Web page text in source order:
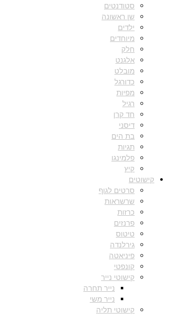
סטודנטים
שן ראשונה
ילדים
מיוחדים
חלק
אלגנט
מובלט
כדורגל
מפיות
רגיל
חד קרן
דיסני
בת הים
תגיות
פלמינגו
קיץ
קישוטים
סרטים לגוף
שרשראות
כרזות
פרנזים
טיטוס
גירלנדה
פיניאטה
קונפטי
קישוטי נייר
נייר תחרה
נייר משי
קישוטי תליה